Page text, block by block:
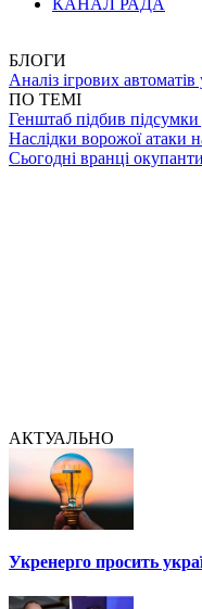
КАНАЛ РАДА
БЛОГИ
Аналіз ігрових
ПО ТЕМІ
Генштаб підбив
Наслідки ворожої атаки
Сьогодні вранці
АКТУАЛЬНО
Укренерго просить